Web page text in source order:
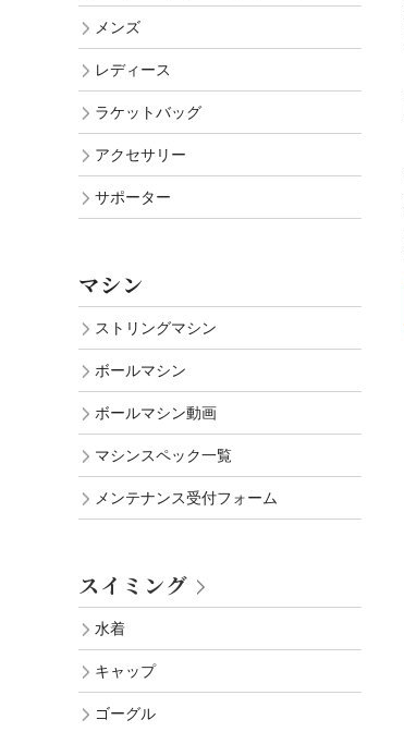
メンズ
レディース
ラケットバッグ
アクセサリー
サポーター
マシン
ストリングマシン
ボールマシン
ボールマシン動画
マシンスペック一覧
メンテナンス受付フォーム
スイミング
水着
キャップ
ゴーグル